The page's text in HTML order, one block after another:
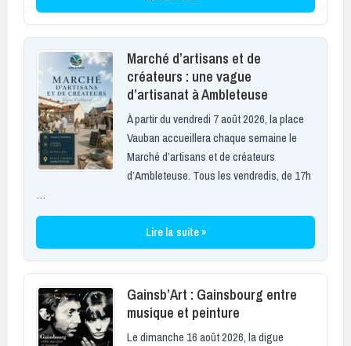
Marché d’artisans et de
créateurs : une vague
d’artisanat à Ambleteuse
À partir du vendredi 7 août 2026, la place
Vauban accueillera chaque semaine le
Marché d’artisans et de créateurs
d’Ambleteuse. Tous les vendredis, de 17h
…
Lire la suite »
Gainsb’Art : Gainsbourg entre
musique et peinture
Le dimanche 16 août 2026, la digue